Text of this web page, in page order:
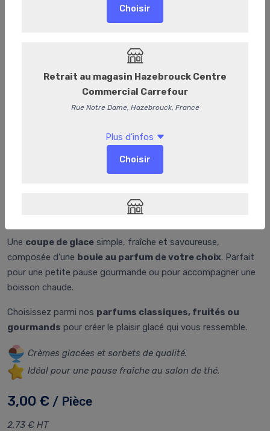
Coupe de Glace – 1 Boule
Une coupe de glace simple, fraîche et savoureuse,
composée d’une boule au parfum de votre choix. Parfait
pour une petite pause gourmande ou pour accompagner une
boisson chaude.
Choisissez parmi nos parfums classiques, fruités ou
gourmands pour créer le plaisir glacé qui vous ressemble.
Crèmes glacées et sorbets de qualité.
Idéal pour une pause fraîche au salon de thé.
3,00 € / Pièce
2,73 € HT